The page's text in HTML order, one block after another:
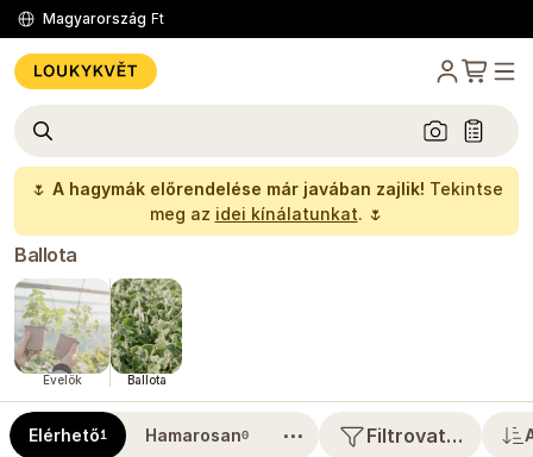
Magyarország Ft
🌷 A hagymák előrendelése már javában zajlik! Tekintse
meg az idei kínálatunkat. 🌷
Ballota
Évelők Ballota
Elérhető1 Hamarosan0 ⋯ Filtrovat…